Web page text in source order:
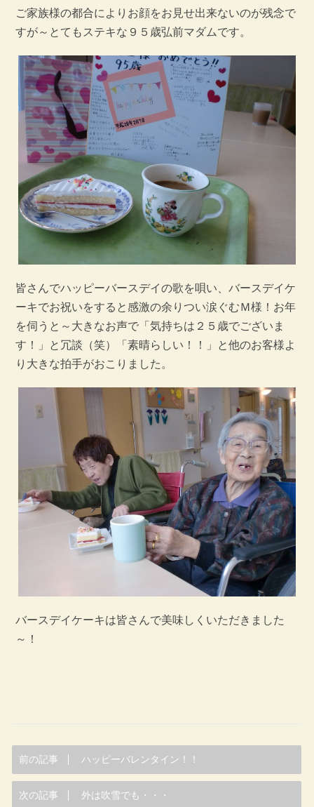
ご家族様の都合によりお顔をお見せ出来ないのが残念で
すが～とてもステキな９５歳弘前マダムです。
皆さんでハッピーバースデイの歌を唄い、バースデイケ
ーキでお祝いをすると感激の余りつい涙ぐむＭ様！お年
を伺うと～大きなお声で「気持ちは２５歳でございま
す！」と冗談（笑）「素晴らしい！！」と他のお客様よ
り大きな拍手がおこりました。
バースデイケーキは皆さんで美味しくいただきました
～！
前の記事 ハッピーバレンタイン！！
次の記事 外は吹雪でも・・・